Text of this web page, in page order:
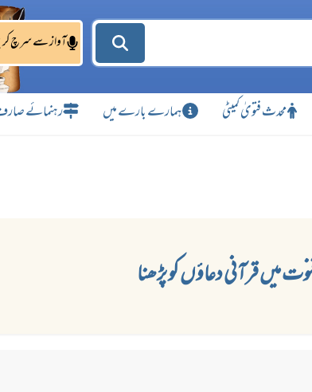
آواز سے سرچ
محدث فتویٰ کمیٹی ہمارے بارے میں رہنمائے